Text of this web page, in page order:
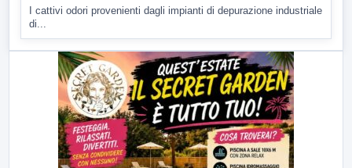
I cattivi odori provenienti dagli impianti di depurazione industriale
di...